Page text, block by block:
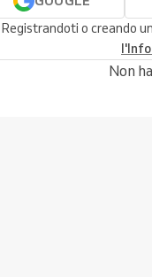
Registrandoti o creando
Non